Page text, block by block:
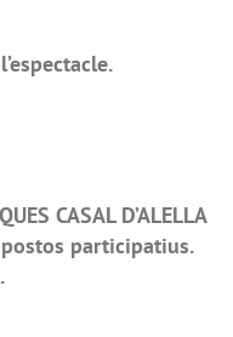
CASAL D’ALELLA
participatius.